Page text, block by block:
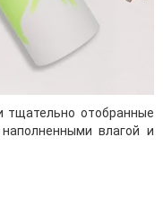
тщательно отобранные
влагой и